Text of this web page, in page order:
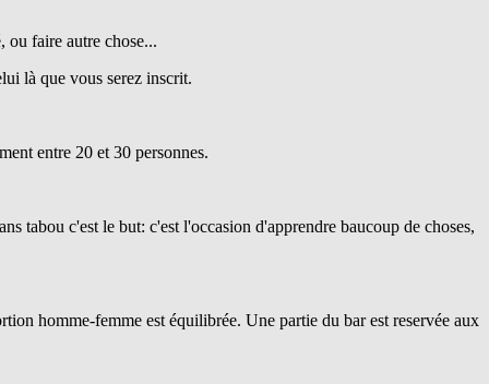
ou faire autre chose...
là que vous serez inscrit.
entre 20 et 30 personnes.
tabou c'est le but: c'est l'occasion d'apprendre baucoup de choses,
homme-femme est équilibrée. Une partie du bar est reservée aux